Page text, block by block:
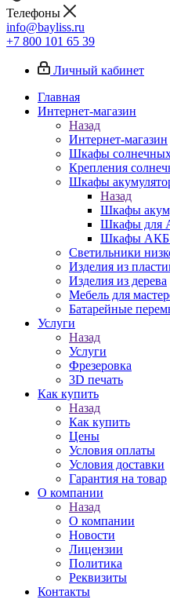
Телефоны
info@bayliss.ru
+7 800 101 65 39
Личный кабинет
Главная
Интернет-магазин
Назад
Интернет-магазин
Шкафы
Крепления
Шкафы
Назад
Шкафы
Шкафы для
Шкафы АКБ
Светильники
Изделия из
Изделия из дерева
Мебель для
Батарейные
Услуги
Назад
Услуги
Фрезеровка
3D печать
Как купить
Назад
Как купить
Цены
Условия оплаты
Условия доставки
Гарантия на товар
О компании
Назад
О компании
Новости
Лицензии
Политика
Реквизиты
Контакты